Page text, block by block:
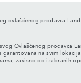
ovlašćenog prodavca
Ovlašćenog prodavca
na svim
zavisno od izabranih